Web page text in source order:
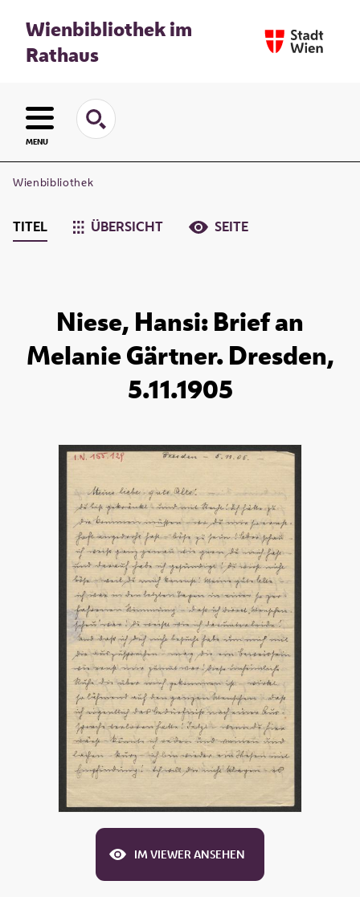
Wienbibliothek im
Rathaus
MENU
Wienbibliothek
TITEL ÜBERSICHT SEITE
Niese, Hansi: Brief an
Melanie Gärtner. Dresden,
5.11.1905
IM VIEWER ANSEHEN